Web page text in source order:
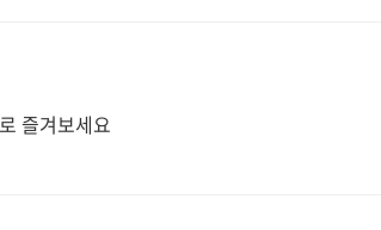
즐겨보세요